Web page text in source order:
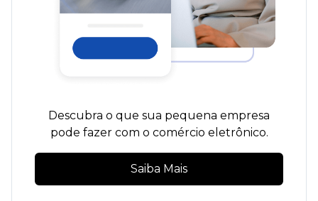
Descubra o que sua pequena empresa
pode fazer com o comércio eletrônico.
Saiba Mais